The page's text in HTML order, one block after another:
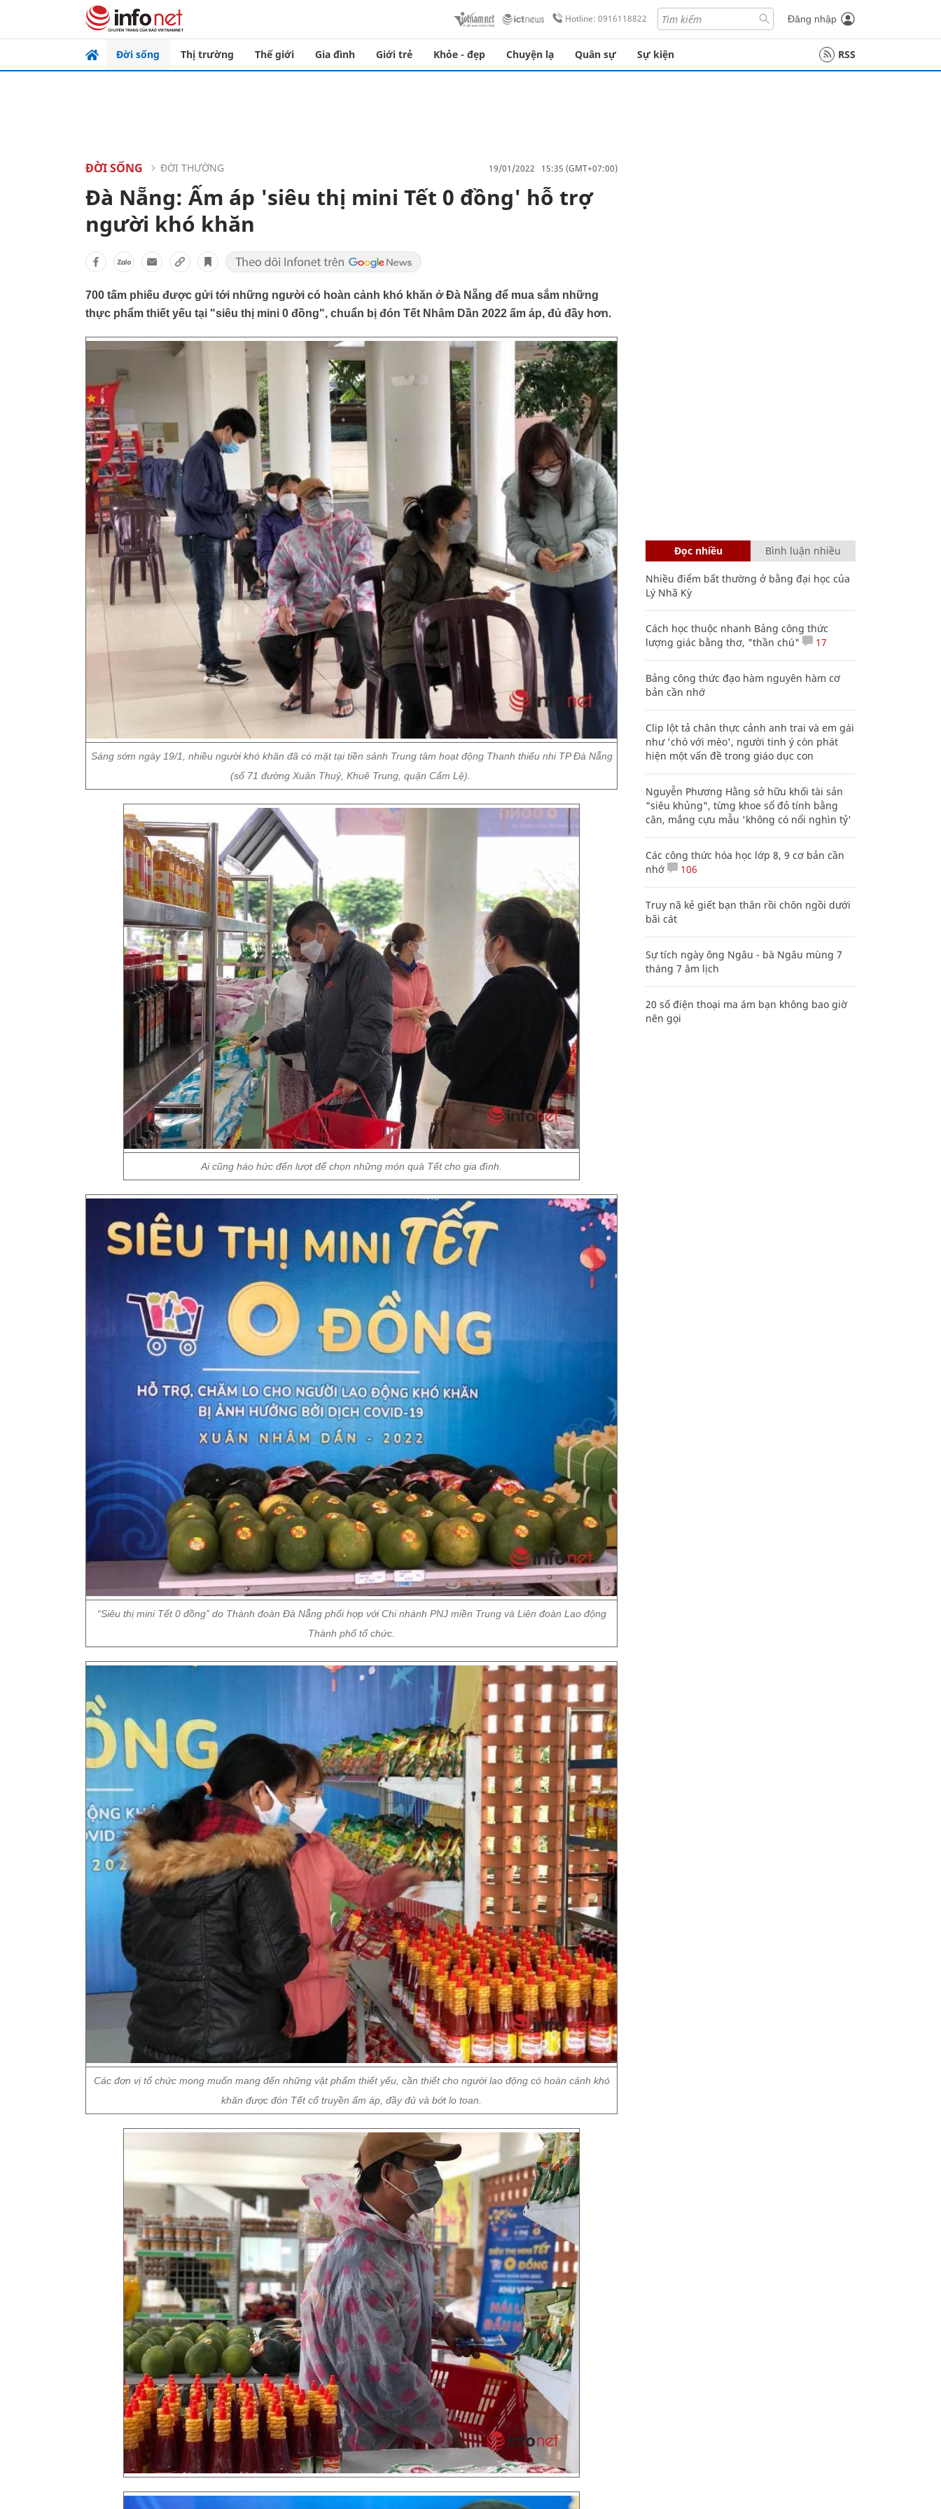
Hotline: 0916118822 Đăng nhập
Đời sống Thị trường Thế giới Gia đình Giới trẻ Khỏe - đẹp Chuyện lạ Quân sự Sự kiện RSS
ĐỜI SỐNG ĐỜI THƯỜNG 19/01/2022 15:35 (GMT+07:00)
Đà Nẵng: Ấm áp 'siêu thị mini Tết 0 đồng' hỗ trợ
người khó khăn
700 tấm phiếu được gửi tới những người có hoàn cảnh khó khăn ở Đà Nẵng để mua sắm những
thực phẩm thiết yếu tại "siêu thị mini 0 đồng", chuẩn bị đón Tết Nhâm Dần 2022 ấm áp, đủ đầy hơn.
Sáng sớm ngày 19/1, nhiều người khó khăn đã có mặt tại tiền sảnh Trung tâm hoạt động Thanh thiếu nhi TP Đà Nẵng
(số 71 đường Xuân Thuỷ, Khuê Trung, quận Cẩm Lệ).
Ai cũng háo hức đến lượt để chọn những món quà Tết cho gia đình.
“Siêu thị mini Tết 0 đồng” do Thành đoàn Đà Nẵng phối hợp với Chi nhánh PNJ miền Trung và Liên đoàn Lao động
Thành phố tổ chức.
Các đơn vị tổ chức mong muốn mang đến những vật phẩm thiết yếu, cần thiết cho người lao động có hoàn cảnh khó
khăn được đón Tết cổ truyền ấm áp, đầy đủ và bớt lo toan.
Đọc nhiều Bình luận nhiều
Nhiều điểm bất thường ở bằng đại học của
Lý Nhã Kỳ
Cách học thuộc nhanh Bảng công thức
lượng giác bằng thơ, "thần chú"
17
Bảng công thức đạo hàm nguyên hàm cơ
bản cần nhớ
Clip lột tả chân thực cảnh anh trai và em gái
như 'chó với mèo', người tinh ý còn phát
hiện một vấn đề trong giáo dục con
Nguyễn Phương Hằng sở hữu khối tài sản
"siêu khủng", từng khoe sổ đỏ tính bằng
cân, mắng cựu mẫu 'không có nổi nghìn tỷ'
Các công thức hóa học lớp 8, 9 cơ bản cần
nhớ
106
Truy nã kẻ giết bạn thân rồi chôn ngồi dưới
bãi cát
Sự tích ngày ông Ngâu - bà Ngâu mùng 7
tháng 7 âm lịch
20 số điện thoại ma ám bạn không bao giờ
nên gọi